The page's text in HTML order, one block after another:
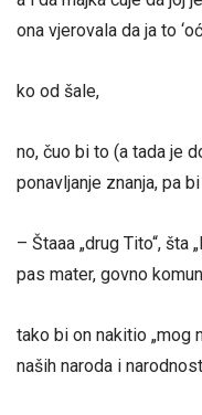
ona vjerovala da ja to
ko od šale,
no, čuo bi to (a tada je
ponavljanje znanja, pa
– Štaaa „drug Tito“, šta
pas mater, govno
tako bi on nakitio „mog
naših naroda i